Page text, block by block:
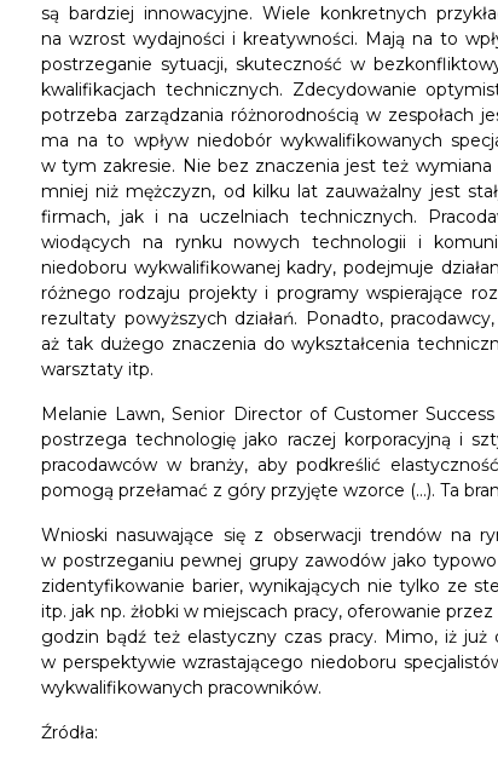
są bardziej innowacyjne. Wiele konkretnych
na wzrost wydajności i kreatywności. Mają na to
postrzeganie sytuacji, skuteczność w
kwalifikacjach technicznych. Zdecydowanie
potrzeba zarządzania różnorodnością w zespołach
ma na to wpływ niedobór wykwalifikowanych
w tym zakresie. Nie bez znaczenia jest też
mniej niż mężczyzn, od kilku lat zauważalny jest
firmach, jak i na uczelniach technicznych.
wiodących na rynku nowych technologii i
niedoboru wykwalifikowanej kadry, podejmuje
różnego rodzaju projekty i programy wspierające
rezultaty powyższych działań. Ponadto,
aż tak dużego znaczenia do wykształcenia
warsztaty itp.
Melanie Lawn, Senior Director of Customer
postrzega technologię jako raczej korporacyjną i
pracodawców w branży, aby podkreślić
pomogą przełamać z góry przyjęte wzorce (…). Ta
Wnioski nasuwające się z obserwacji trendów na
w postrzeganiu pewnej grupy zawodów jako
zidentyfikowanie barier, wynikających nie tylko ze
itp. jak np. żłobki w miejscach pracy, oferowanie
godzin bądź też elastyczny czas pracy. Mimo, iż
w perspektywie wzrastającego niedoboru
wykwalifikowanych pracowników.
Źródła: